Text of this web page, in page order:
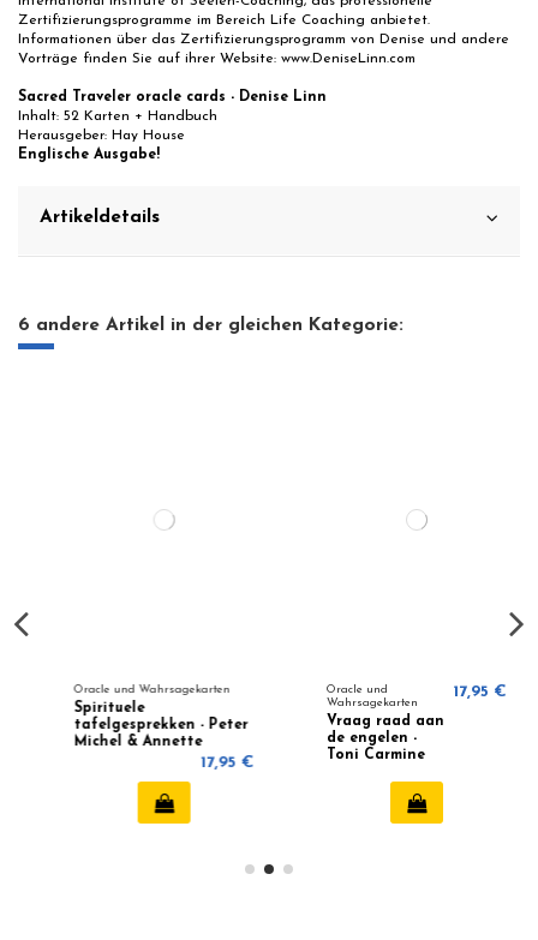
Zertifizierungsprogramme im Bereich Life Coaching anbietet.
Informationen über das Zertifizierungsprogramm von Denise und andere
Vorträge finden Sie auf ihrer Website: www.DeniseLinn.com
Sacred Traveler oracle cards - Denise Linn
Inhalt: 52 Karten + Handbuch
Herausgeber: Hay House
Englische Ausgabe!
Artikeldetails
6 andere Artikel in der gleichen Kategorie:
Oracle und Wahrsagekarten
Spirituele
tafelgesprekken - Peter
Michel & Annette
17,95 €
Oracle und
Wahrsagekarten
Vraag raad aan
de engelen -
Toni Carmine
17,95 €